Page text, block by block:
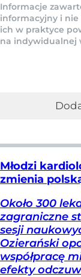
Informacje
informacyjny i nie
ich w praktyce
na indywidualnej
Młodzi
zmienia
Około 300
zagraniczne
sesji
Ozierański
współpracę
efekty